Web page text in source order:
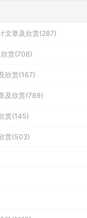
文章及欣赏(287)
赏(708)
欣赏(167)
及欣赏(789)
赏(145)
赏(503)